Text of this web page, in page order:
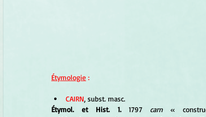
Étymologie :
CAIRN, subst. masc.
Étymol. et Hist. 1. 1797 carn «